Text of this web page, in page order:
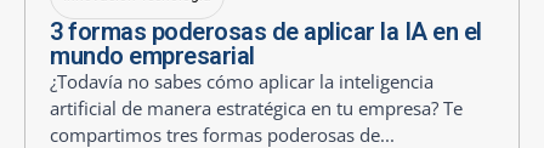
3 formas poderosas de aplicar la IA en el
mundo empresarial
¿Todavía no sabes cómo aplicar la inteligencia
artificial de manera estratégica en tu empresa? Te
compartimos tres formas poderosas de...